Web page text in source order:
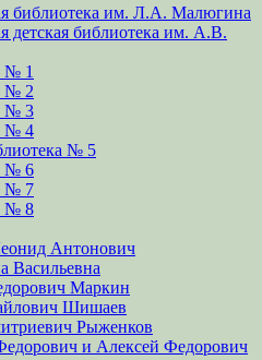
библиотека им. Л.А. Малюгина
детская библиотека им. А.В.
№ 1
№ 2
№ 3
№ 4
№ 5
№ 6
№ 7
№ 8
Антонович
Васильевна
Маркин
Шишаев
Рыженков
и Алексей Федорович